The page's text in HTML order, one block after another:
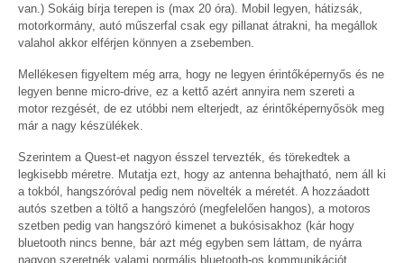
van.) Sokáig bírja terepen is (max 20 óra). Mobil legyen, hátizsák,
motorkormány, autó műszerfal csak egy pillanat átrakni, ha megállok
valahol akkor elférjen könnyen a zsebemben.
Mellékesen figyeltem még arra, hogy ne legyen érintőképernyős és ne
legyen benne micro-drive, ez a kettő azért annyira nem szereti a
motor rezgését, de ez utóbbi nem elterjedt, az érintőképernyősök meg
már a nagy készülékek.
Szerintem a Quest-et nagyon ésszel tervezték, és törekedtek a
legkisebb méretre. Mutatja ezt, hogy az antenna behajtható, nem áll ki
a tokból, hangszóróval pedig nem növelték a méretét. A hozzáadott
autós szetben a töltő a hangszóró (megfelelően hangos), a motoros
szetben pedig van hangszóró kimenet a bukósisakhoz (kár hogy
bluetooth nincs benne, bár azt még egyben sem láttam, de nyárra
nagyon szeretnék valami normális bluetooth-os kommunikációt